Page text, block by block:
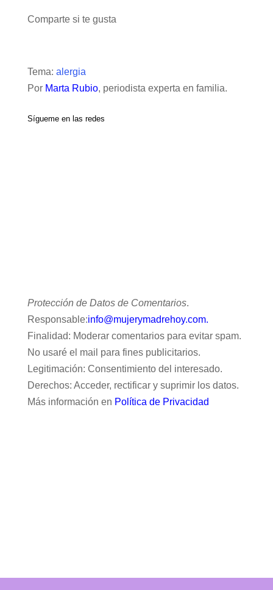
Comparte si te gusta
Tema: alergia
Por Marta Rubio, periodista experta en familia.
Sígueme en las redes
Protección de Datos de Comentarios.
Responsable:info@mujerymadrehoy.com.
Finalidad: Moderar comentarios para evitar spam.
No usaré el mail para fines publicitarios.
Legitimación: Consentimiento del interesado.
Derechos: Acceder, rectificar y suprimir los datos.
Más información en Política de Privacidad